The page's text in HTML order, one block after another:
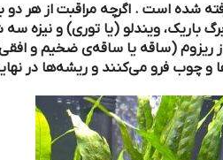
مراقبت از هر دو بسیار آسان است،
(یا توری) و نیزه سه شاخه – اما
ساقه‌ی ضخیم و افقی) جوانه
و ریشه‌ها در نهایتِ استحکام در